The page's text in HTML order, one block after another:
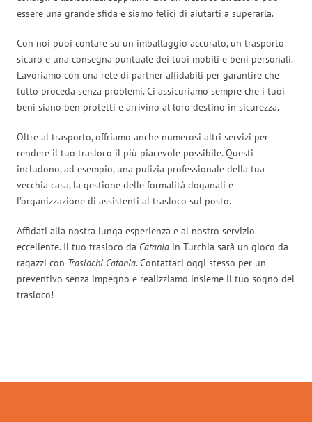
essere una grande sfida e siamo felici di aiutarti a superarla.
Con noi puoi contare su un imballaggio accurato, un trasporto
sicuro e una consegna puntuale dei tuoi mobili e beni personali.
Lavoriamo con una rete di partner affidabili per garantire che
tutto proceda senza problemi. Ci assicuriamo sempre che i tuoi
beni siano ben protetti e arrivino al loro destino in sicurezza.
Oltre al trasporto, offriamo anche numerosi altri servizi per
rendere il tuo trasloco il più piacevole possibile. Questi
includono, ad esempio, una pulizia professionale della tua
vecchia casa, la gestione delle formalità doganali e
l’organizzazione di assistenti al trasloco sul posto.
Affidati alla nostra lunga esperienza e al nostro servizio
eccellente. Il tuo trasloco da Catania in Turchia sarà un gioco da
ragazzi con Traslochi Catania. Contattaci oggi stesso per un
preventivo senza impegno e realizziamo insieme il tuo sogno del
trasloco!